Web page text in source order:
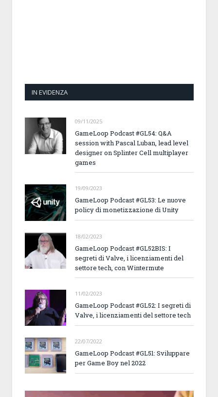
IN EVIDENZA
09/11/2025
GameLoop Podcast #GL54: Q&A
session with Pascal Luban, lead level
designer on Splinter Cell multiplayer
games
19/09/2023
GameLoop Podcast #GL53: Le nuove
policy di monetizzazione di Unity
18/02/2023
GameLoop Podcast #GL52BIS: I
segreti di Valve, i licenziamenti del
settore tech, con Wintermute
11/02/2023
GameLoop Podcast #GL52: I segreti di
Valve, i licenziamenti del settore tech
22/07/2022
GameLoop Podcast #GL51: Sviluppare
per Game Boy nel 2022